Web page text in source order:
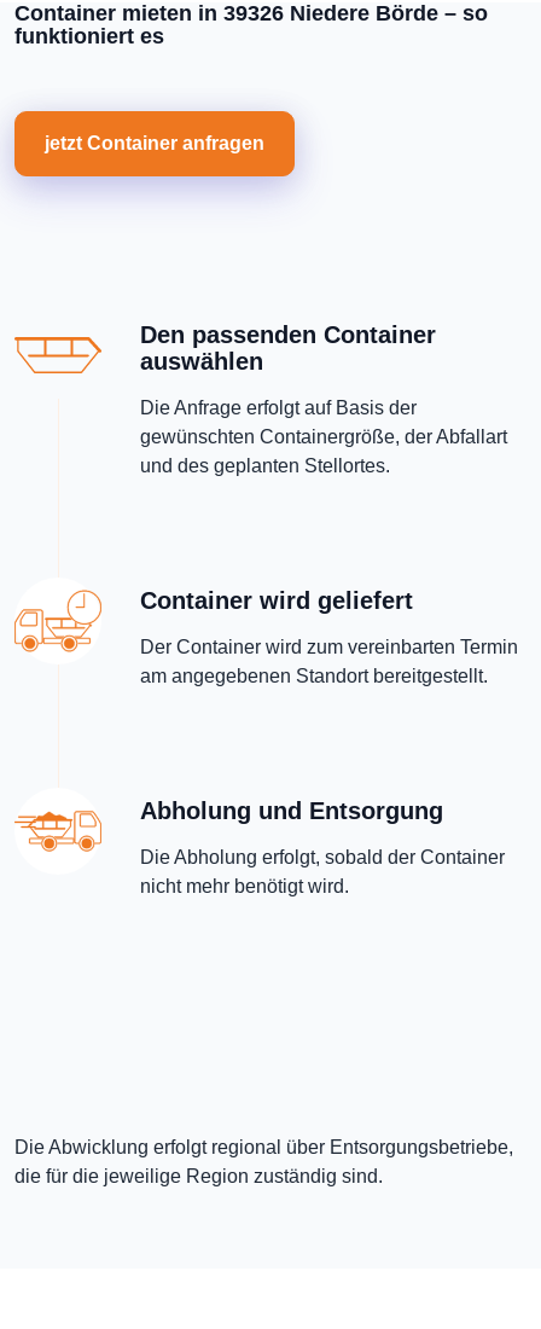
Container mieten in 39326 Niedere Börde – so
funktioniert es
jetzt Container anfragen
Den passenden Container
auswählen
Die Anfrage erfolgt auf Basis der
gewünschten Containergröße, der Abfallart
und des geplanten Stellortes.
Container wird geliefert
Der Container wird zum vereinbarten Termin
am angegebenen Standort bereitgestellt.
Abholung und Entsorgung
Die Abholung erfolgt, sobald der Container
nicht mehr benötigt wird.
Die Abwicklung erfolgt regional über Entsorgungsbetriebe,
die für die jeweilige Region zuständig sind.